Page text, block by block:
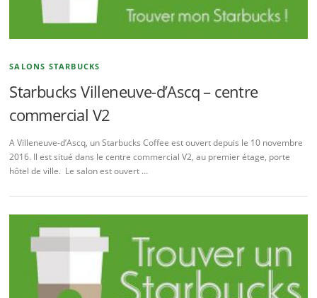
SALONS STARBUCKS
Starbucks Villeneuve-d’Ascq – centre
commercial V2
A Villeneuve-d’Ascq, un Starbucks Coffee est ouvert depuis le 10 novembre
2016. Il est situé dans le centre commercial V2, au premier étage, porte
hôtel de ville. Le salon est ouvert …